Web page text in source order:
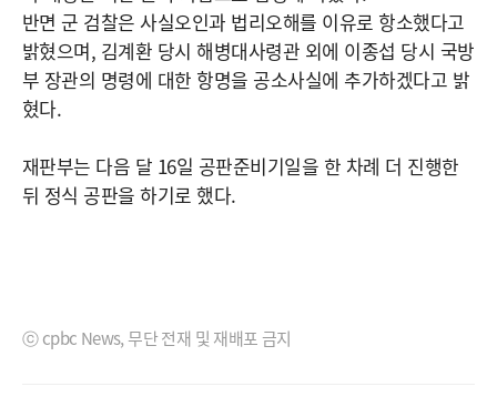
반면 군 검찰은 사실오인과 법리오해를 이유로 항소했다고
밝혔으며, 김계환 당시 해병대사령관 외에 이종섭 당시 국방
부 장관의 명령에 대한 항명을 공소사실에 추가하겠다고 밝
혔다.
재판부는 다음 달 16일 공판준비기일을 한 차례 더 진행한
뒤 정식 공판을 하기로 했다.
ⓒ cpbc News, 무단 전재 및 재배포 금지